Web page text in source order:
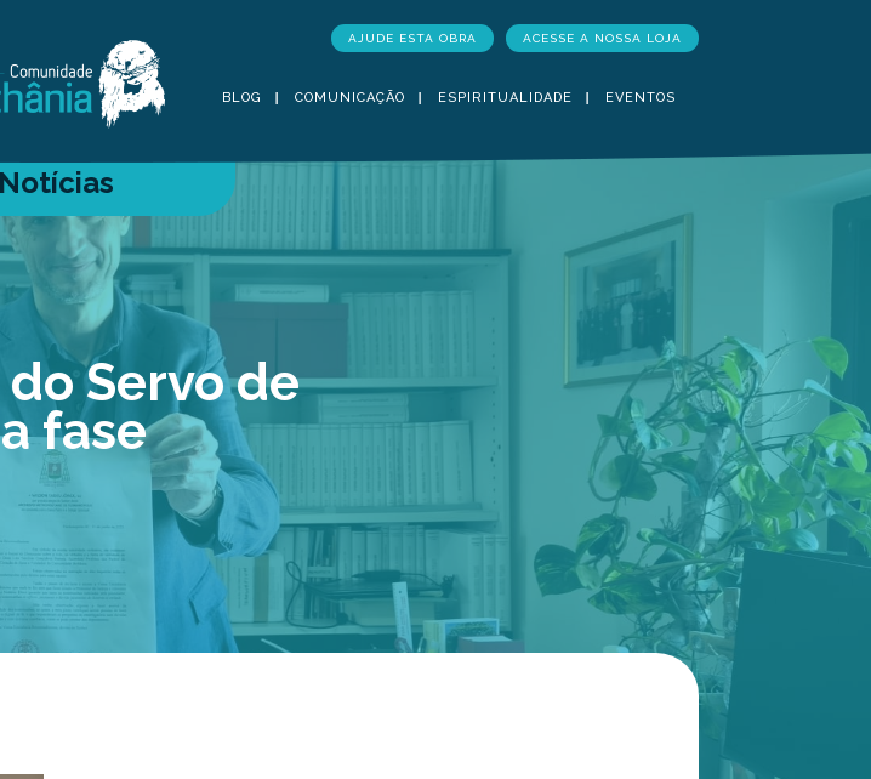
AJUDE ESTA OBRA ACESSE A NOSSA LOJA
BLOG COMUNICAÇÃO ESPIRITUALIDADE EVENTOS
Notícias
Servo de
fase